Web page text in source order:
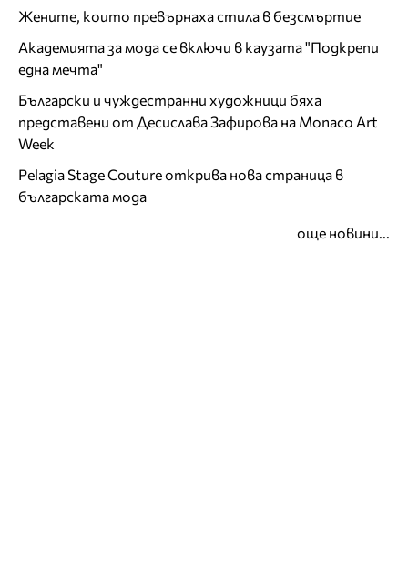
Жените, които превърнаха стила в безсмъртие
Академията за мода се включи в каузата "Подкрепи
една мечта"
Български и чуждестранни художници бяха
представени от Десислава Зафирова на Monaco Art
Week
Pelagia Stage Couture открива нова страница в
българската мода
още новини...